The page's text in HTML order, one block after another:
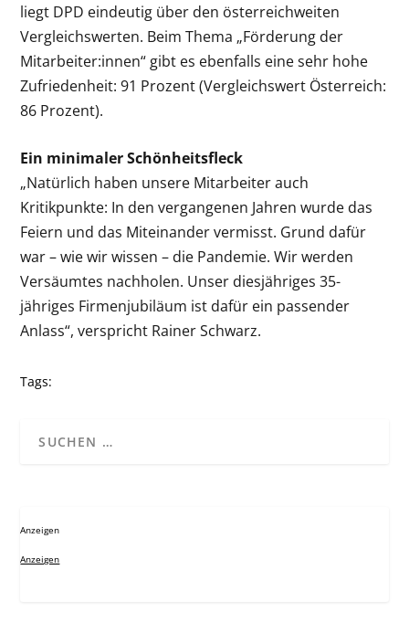
liegt DPD eindeutig über den österreichweiten
Vergleichswerten. Beim Thema „Förderung der
Mitarbeiter:innen“ gibt es ebenfalls eine sehr hohe
Zufriedenheit: 91 Prozent (Vergleichswert Österreich:
86 Prozent).
Ein minimaler Schönheitsfleck
„Natürlich haben unsere Mitarbeiter auch
Kritikpunkte: In den vergangenen Jahren wurde das
Feiern und das Miteinander vermisst. Grund dafür
war – wie wir wissen – die Pandemie. Wir werden
Versäumtes nachholen. Unser diesjähriges 35-
jähriges Firmenjubiläum ist dafür ein passender
Anlass“, verspricht Rainer Schwarz.
Tags:
Anzeigen
Anzeigen